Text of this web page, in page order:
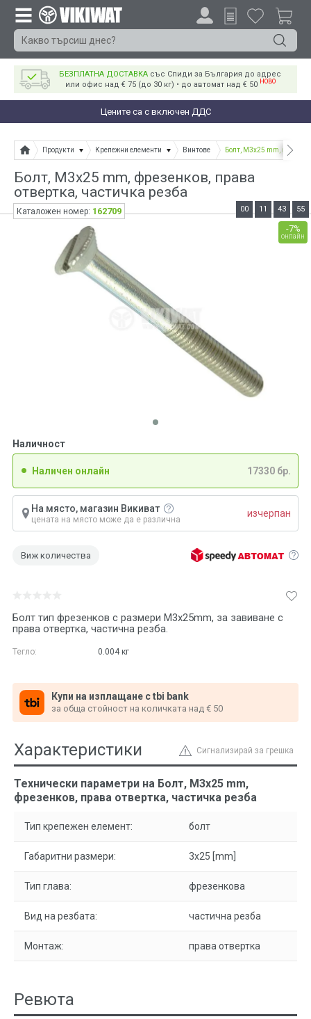
БЕЗПЛАТНА ДОСТАВКА със Спиди за България до адрес
или офис над € 75 (до 30 кг) • до автомат над € 50 НОВО
Цените са с включен ДДС
Продукти Крепежни елементи Винтове Болт, M3x25 mm,
Болт, M3x25 mm, фрезенков, права
отвертка, частичка резба
Болт тип фрезенков с размери М3x25mm, за завиване с
права отвертка, частична резба.
Тегло: 0.004кг
Купи на изплащане с tbi bank
за обща стойност на количката над € 50
Наличност
Наличен онлайн 17330 бр.
На място, магазин Викиват
цената на място може да е различна
изчерпан
Виж количества
-7%
онлайн
00 11 43 55
Каталожен номер: 162709
Сигнализирай за грешка
Характеристики
Технически параметри на Болт, M3x25 mm,
фрезенков, права отвертка, частичка резба
Тип крепежен елемент: болт
Габаритни размери: 3x25 [mm]
Тип глава: фрезенкова
Вид на резбата: частична резба
Монтаж: права отвертка
Ревюта